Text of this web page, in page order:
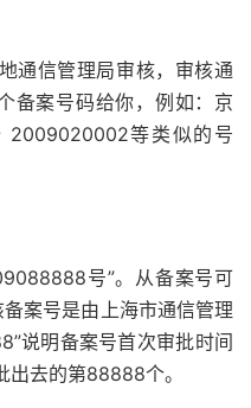
通信管理局审核，审核通
备案号码给你，例如：京
2009020002等类似的号
号”。从备案号可
案号是由上海市通信管理
说明备案号首次审批时间
去的第88888个。